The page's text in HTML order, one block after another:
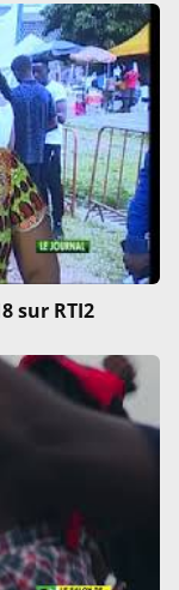
sur RTI2